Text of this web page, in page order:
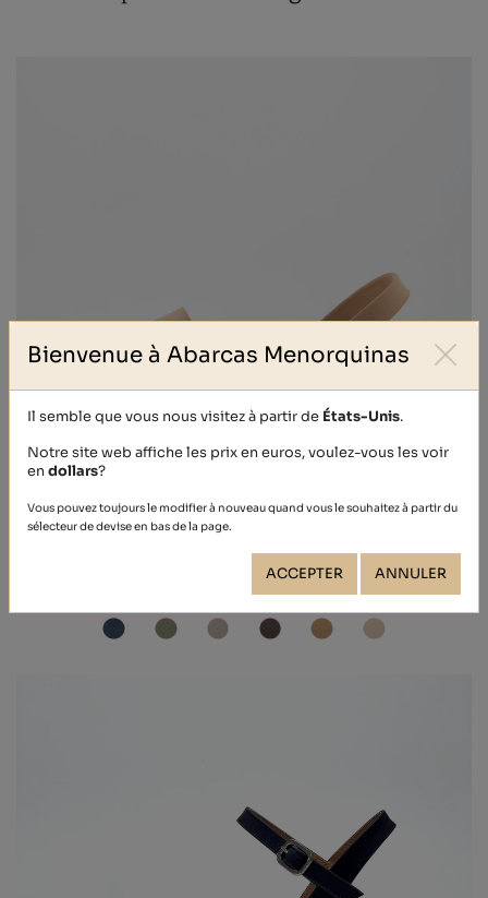
41,00 €
Bienvenue à Abarcas Menorquinas
Il semble que vous nous visitez à partir de États-Unis.
Notre site web affiche les prix en euros, voulez-vous les voir
endollars?
Vous pouvez toujours le modifier à nouveau quand vous le souhaitez à partir du
sélecteur de devise en bas de la page.
ACCEPTER ANNULER